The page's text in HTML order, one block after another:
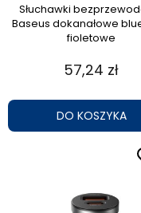
Słuchawki
Baseus dokanałowe
fioletowe
57,24 zł
DO KOSZYKA